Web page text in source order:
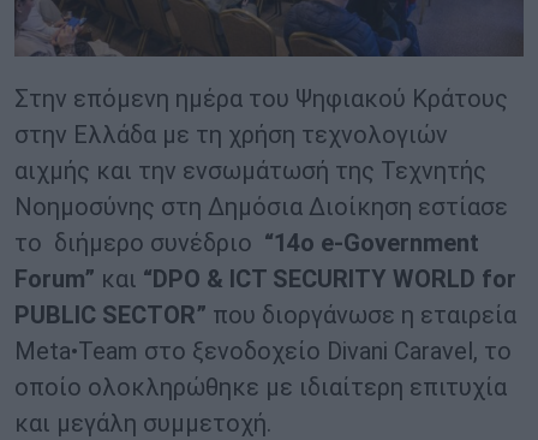
Στην επόμενη ημέρα του Ψηφιακού Κράτους
στην Ελλάδα με τη χρήση τεχνολογιών
αιχμής και την ενσωμάτωσή της Τεχνητής
Νοημοσύνης στη Δημόσια Διοίκηση εστίασε
το διήμερο συνέδριο “14o e-Government
Forum” και “DPO & ICT SECURITY WORLD for
PUBLIC SECTOR” που διοργάνωσε η εταιρεία
Meta•Team στο ξενοδοχείο Divani Caravel, το
οποίο ολοκληρώθηκε με ιδιαίτερη επιτυχία
και μεγάλη συμμετοχή.